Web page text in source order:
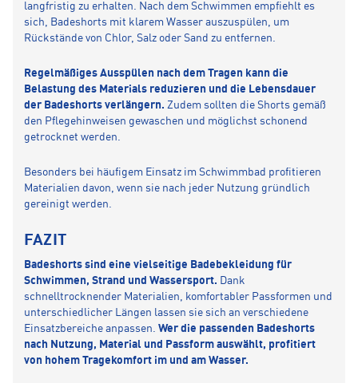
langfristig zu erhalten. Nach dem Schwimmen empfiehlt es
sich, Badeshorts mit klarem Wasser auszuspülen, um
Rückstände von Chlor, Salz oder Sand zu entfernen.
Regelmäßiges Ausspülen nach dem Tragen kann die
Belastung des Materials reduzieren und die Lebensdauer
der Badeshorts verlängern. Zudem sollten die Shorts gemäß
den Pflegehinweisen gewaschen und möglichst schonend
getrocknet werden.
Besonders bei häufigem Einsatz im Schwimmbad profitieren
Materialien davon, wenn sie nach jeder Nutzung gründlich
gereinigt werden.
FAZIT
Badeshorts sind eine vielseitige Badebekleidung für
Schwimmen, Strand und Wassersport. Dank
schnelltrocknender Materialien, komfortabler Passformen und
unterschiedlicher Längen lassen sie sich an verschiedene
Einsatzbereiche anpassen. Wer die passenden Badeshorts
nach Nutzung, Material und Passform auswählt, profitiert
von hohem Tragekomfort im und am Wasser.